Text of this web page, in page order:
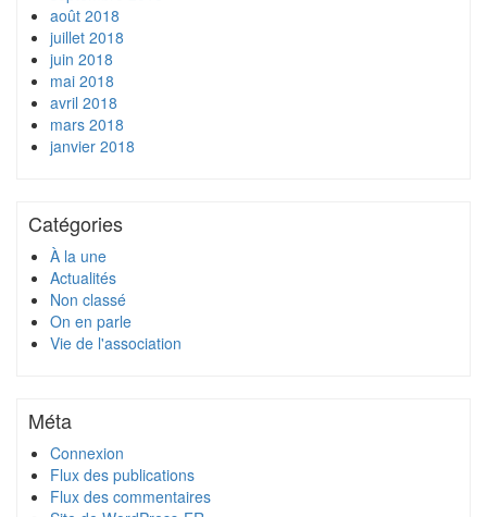
août 2018
juillet 2018
juin 2018
mai 2018
avril 2018
mars 2018
janvier 2018
Catégories
À la une
Actualités
Non classé
On en parle
Vie de l'association
Méta
Connexion
Flux des publications
Flux des commentaires